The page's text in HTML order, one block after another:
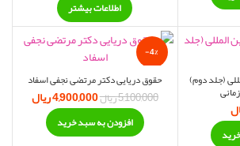
اطلاعات بیشتر
(جلد دوم)
-4%
حقوق دریایی دکتر مرتضی نجفی اسفاد
5,100,000ریال قیمت اصلی:
5,100,000 ریال
بود.
4,900,000ریال
افزودن به سبد خرید